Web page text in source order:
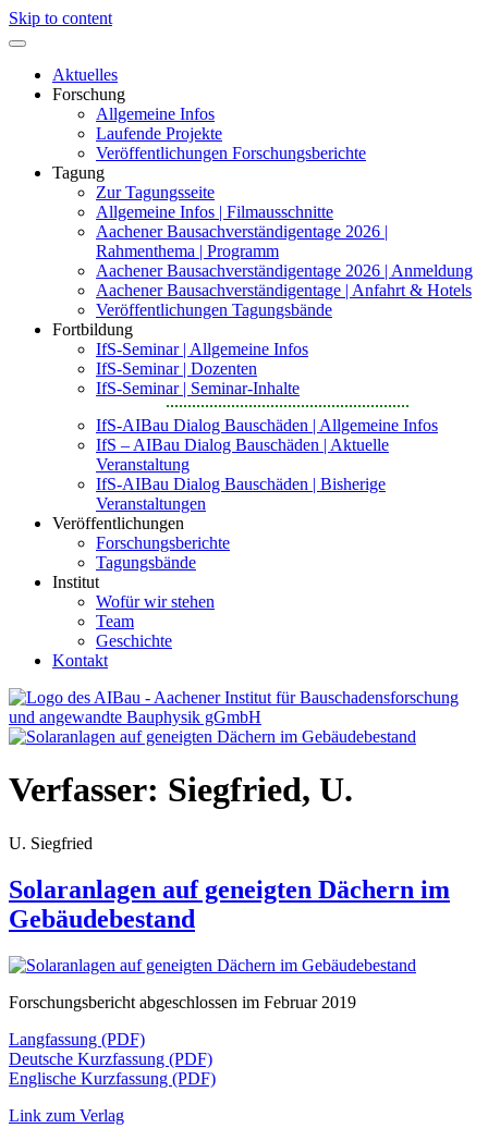
Skip to content
Aktuelles
Forschung
Allgemeine Infos
Laufende Projekte
Veröffentlichungen Forschungsberichte
Tagung
Zur Tagungsseite
Allgemeine Infos | Filmausschnitte
Aachener Bausachverständigentage 2026 |
Rahmenthema | Programm
Aachener Bausachverständigentage 2026 | Anmeldung
Aachener Bausachverständigentage | Anfahrt & Hotels
Veröffentlichungen Tagungsbände
Fortbildung
IfS-Seminar | Allgemeine Infos
IfS-Seminar | Dozenten
IfS-Seminar | Seminar-Inhalte
IfS-AIBau Dialog Bauschäden | Allgemeine Infos
IfS – AIBau Dialog Bauschäden | Aktuelle
Veranstaltung
IfS-AIBau Dialog Bauschäden | Bisherige
Veranstaltungen
Veröffentlichungen
Forschungsberichte
Tagungsbände
Institut
Wofür wir stehen
Team
Geschichte
Kontakt
angewandte Bauphysik
Verfasser: Siegfried, U.
U. Siegfried
Solaranlagen auf geneigten Dächern im
Gebäudebestand
Forschungsbericht abgeschlossen im Februar 2019
Langfassung (PDF)
Deutsche Kurzfassung (PDF)
Englische Kurzfassung (PDF)
Link zum Verlag